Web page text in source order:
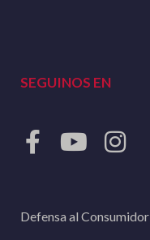
SEGUINOS EN
Defensa al Consumidor